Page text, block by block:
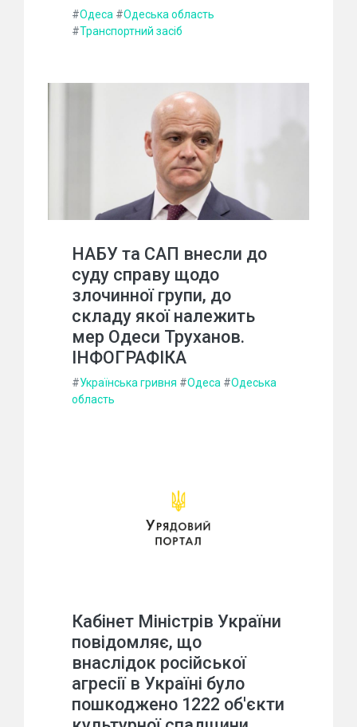
#Одеса #Одеська область
#Транспортний засіб
НАБУ та САП внесли до
суду справу щодо
злочинної групи, до
складу якої належить
мер Одеси Труханов.
ІНФОГРАФІКА
#Українська гривня #Одеса #Одеська
область
Кабінет Міністрів України
повідомляє, що
внаслідок російської
агресії в Україні було
пошкоджено 1222 об'єкти